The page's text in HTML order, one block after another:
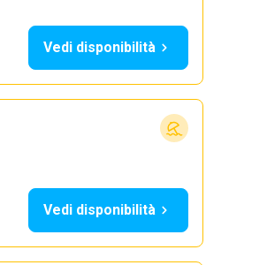
Vedi disponibilità
Vedi disponibilità